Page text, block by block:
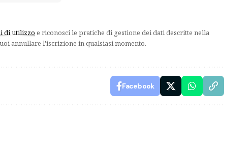
di utilizzo e riconosci le pratiche di gestione dei dati descritte nella
annullare l'iscrizione in qualsiasi momento.
Facebook